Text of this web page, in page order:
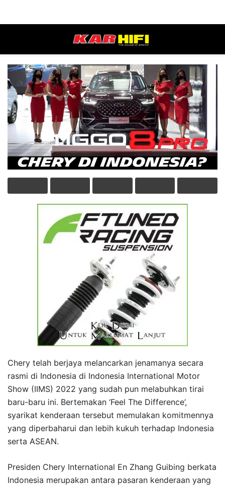
Chery telah berjaya melancarkan jenamanya secara
rasmi di Indonesia di Indonesia International Motor
Show (IIMS) 2022 yang sudah pun melabuhkan tirai
baru-baru ini. Bertemakan ‘Feel The Difference’,
syarikat kenderaan tersebut memulakan komitmennya
yang diperbaharui dan lebih kukuh terhadap Indonesia
serta ASEAN.
Presiden Chery International En Zhang Guibing berkata
Indonesia merupakan antara pasaran kenderaan yang